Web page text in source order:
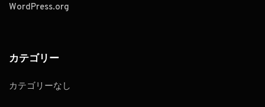
WordPress.org
カテゴリー
カテゴリーなし